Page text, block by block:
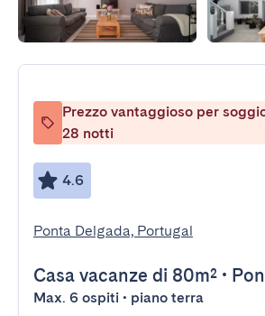
Prezzo vantaggioso per
28 notti
4.6
Ponta Delgada, Portugal
Casa vacanze di 80m² •
Max. 6 ospiti • piano terra